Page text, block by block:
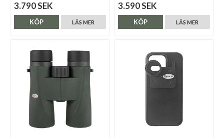
3.790 SEK
LÄS MER
KÖP
3.590 SEK
LÄS MER
KÖP